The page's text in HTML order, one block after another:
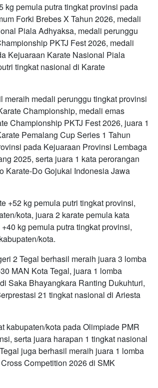
kg pemula putra tingkat provinsi pada
Forki Brebes X Tahun 2026, medali
Piala Adhyaksa, medali perunggu
PKTJ Fest 2026, medali
Kejuaraan Karate Nasional Piala
tingkat nasional di Karate
meraih medali perunggu tingkat provinsi
Championship, medali emas
Championship PKTJ Fest 2026, juara 1
Pemalang Cup Series 1 Tahun
pada Kejuaraan Provinsi Lembaga
2025, serta juara 1 kata perorangan
Karate-Do Gojukai Indonesia Jawa
+52 kg pemula putri tingkat provinsi,
kota, juara 2 karate pemula kata
kg pemula putra tingkat provinsi,
kota.
2 Tegal berhasil meraih juara 3 lomba
MAN Kota Tegal, juara 1 lomba
Saka Bhayangkara Ranting Dukuhturi,
21 tingkat nasional di Ariesta
kabupaten/kota pada Olimpiade PMR
serta juara harapan 1 tingkat nasional
juga berhasil meraih juara 1 lomba
Competition 2026 di SMK